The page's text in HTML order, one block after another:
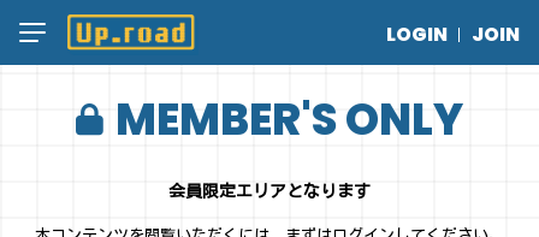
LOGIN JOIN
MEMBER'S ONLY
会員限定エリアとなります